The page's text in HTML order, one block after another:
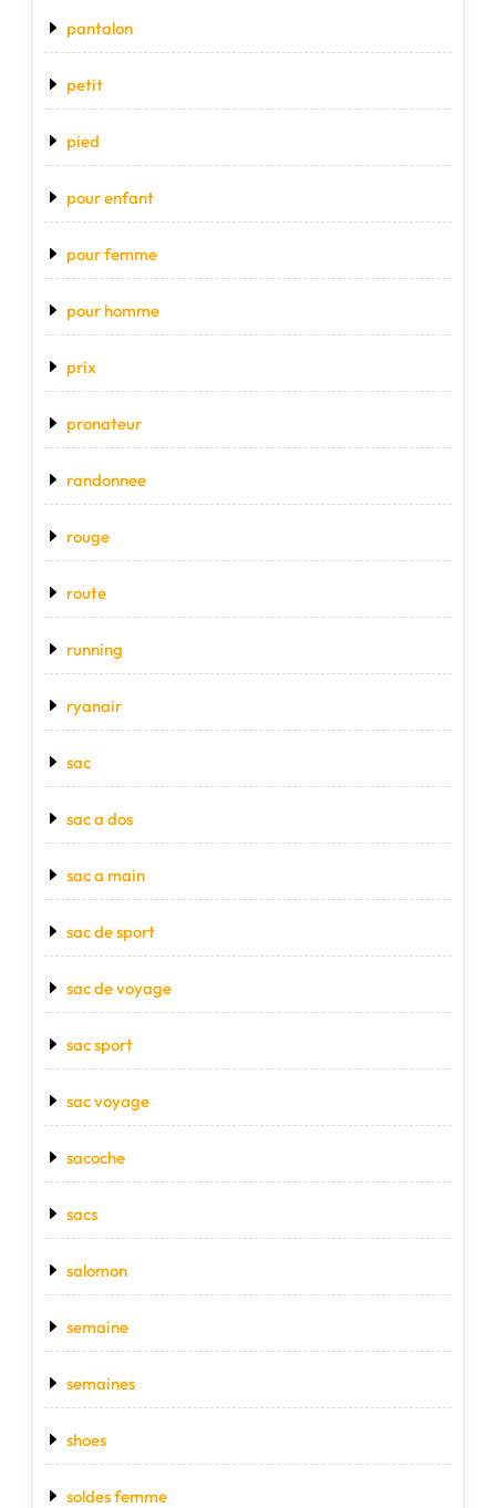
pantalon
petit
pied
pour enfant
pour femme
pour homme
prix
pronateur
randonnee
rouge
route
running
ryanair
sac
sac a dos
sac a main
sac de sport
sac de voyage
sac sport
sac voyage
sacoche
sacs
salomon
semaine
semaines
shoes
soldes femme